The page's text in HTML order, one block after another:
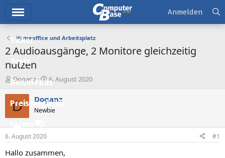
Ticker
Tests
Downloads
Preisvergleich
Forum
Aktuelles
Anmelden
Homeoffice und Arbeitsplatz
2 Audioausgänge, 2 Monitore gleichzeitig
nutzen
E
r
s
t
l
e
r
Doganz
E
r
s
t
e
t
a
6. August 2020
D Doganz
Newbie
6. August 2020 #1
Hallo zusammen,